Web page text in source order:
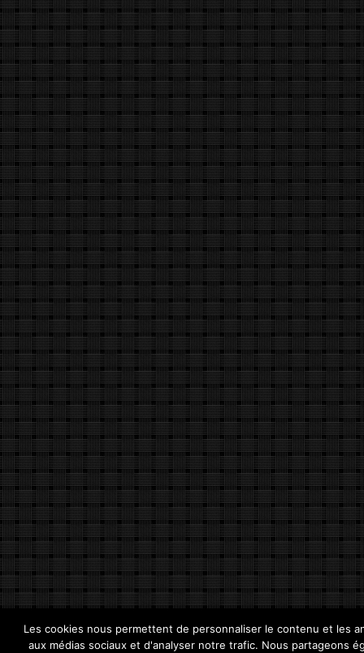
Les cookies nous permettent de personnaliser le contenu et les
aux médias sociaux et d'analyser notre trafic. Nous partageons